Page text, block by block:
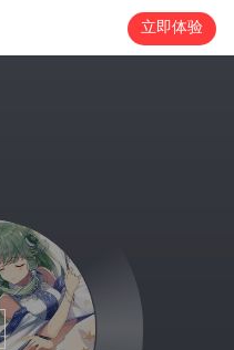
立即体验